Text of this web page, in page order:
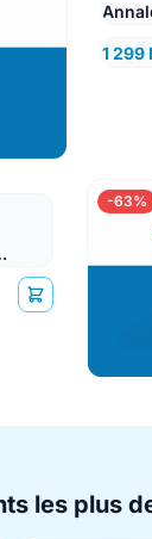
1 299
-63%
les plus